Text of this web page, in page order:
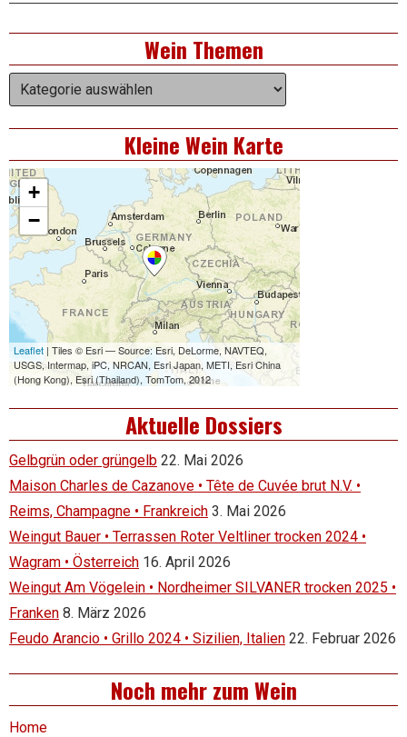
Right
Asides
Wein Themen
Wein
Themen
Kleine Wein Karte
Aktuelle Dossiers
Gelbgrün oder grüngelb 22. Mai 2026
Maison Charles de Cazanove • Tête de Cuvée brut N.V. •
Reims, Champagne • Frankreich 3. Mai 2026
Weingut Bauer • Terrassen Roter Veltliner trocken 2024 •
Wagram • Österreich 16. April 2026
Weingut Am Vögelein • Nordheimer SILVANER trocken 2025 •
Franken 8. März 2026
Feudo Arancio • Grillo 2024 • Sizilien, Italien 22. Februar 2026
Noch mehr zum Wein
Home